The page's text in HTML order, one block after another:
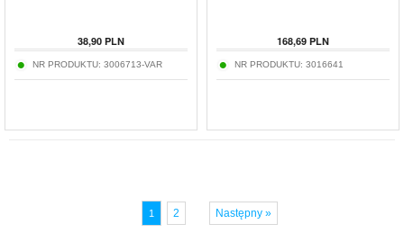
38,90 PLN
NR PRODUKTU: 3006713-VAR
168,69 PLN
NR PRODUKTU: 3016641
1 2 Następny »